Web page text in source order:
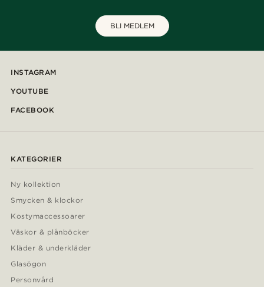
BLI MEDLEM
INSTAGRAM
YOUTUBE
FACEBOOK
KATEGORIER
Ny kollektion
Smycken & klockor
Kostymaccessoarer
Väskor & plånböcker
Kläder & underkläder
Glasögon
Personvård